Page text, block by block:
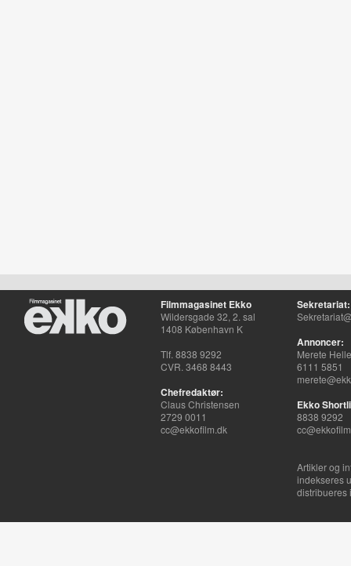
Filmmagasinet Ekko
Wildersgade 32, 2. sal
1408 København K
Tlf. 8838 9292
CVR. 3468 8443
Chefredaktør:
Claus Christensen
2729 0011
cc@ekkofilm.dk
Sekretariat:
Annoncer:
Merete
6111 5851
Ekko
8838 9292
Artikler og
indekseres
distribueres